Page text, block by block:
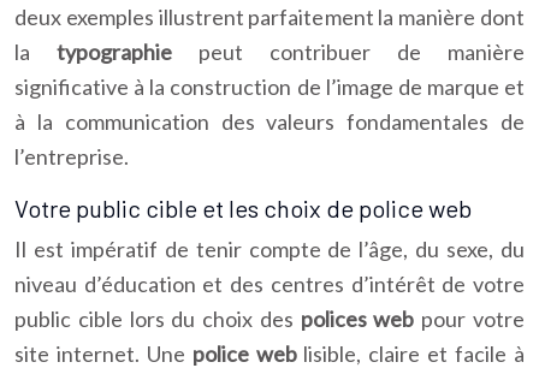
deux exemples illustrent parfaitement la manière dont
la typographie peut contribuer de manière
significative à la construction de l’image de marque et
à la communication des valeurs fondamentales de
l’entreprise.
Votre public cible et les choix de police web
Il est impératif de tenir compte de l’âge, du sexe, du
niveau d’éducation et des centres d’intérêt de votre
public cible lors du choix des polices web pour votre
site internet. Une police web lisible, claire et facile à